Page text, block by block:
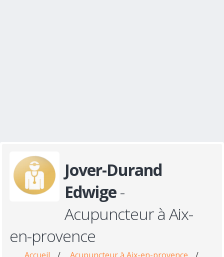
Jover-Durand
Edwige-
Acupuncteur à Aix-
en-provence